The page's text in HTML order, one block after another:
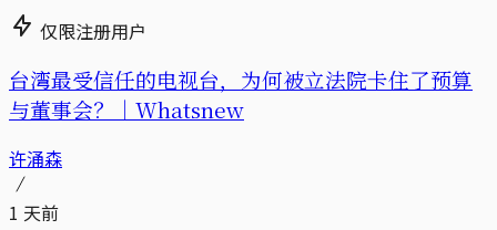
仅限注册用户
台湾最受信任的电视台，为何被立法院卡住了预算
与董事会？｜Whatsnew
许涌森
1 天前